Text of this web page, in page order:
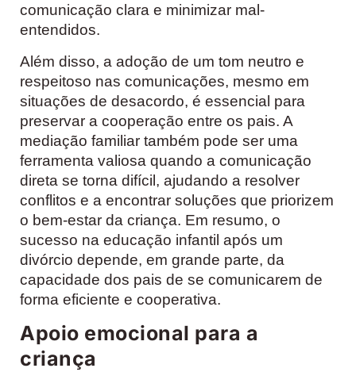
comunicação clara e minimizar mal-
entendidos.
Além disso, a adoção de um tom neutro e
respeitoso nas comunicações, mesmo em
situações de desacordo, é essencial para
preservar a cooperação entre os pais. A
mediação familiar também pode ser uma
ferramenta valiosa quando a comunicação
direta se torna difícil, ajudando a resolver
conflitos e a encontrar soluções que priorizem
o bem-estar da criança. Em resumo, o
sucesso na educação infantil após um
divórcio depende, em grande parte, da
capacidade dos pais de se comunicarem de
forma eficiente e cooperativa.
Apoio emocional para a
criança